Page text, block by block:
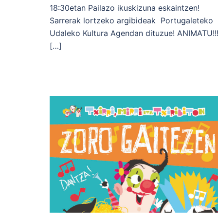
18:30etan Pailazo ikuskizuna eskaintzen!
Sarrerak lortzeko argibideak Portugaleteko
Udaleko Kultura Agendan dituzue!
[…]